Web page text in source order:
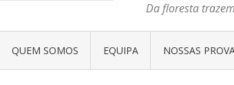
Da floresta
QUEM SOMOS EQUIPA NOSSAS